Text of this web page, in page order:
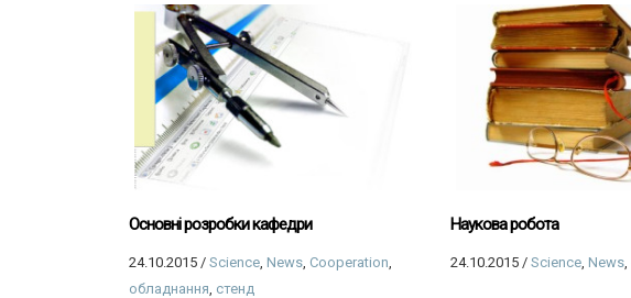
Основні розробки кафедри
24.10.2015 / Science News Cooperation
обладнання стенд
Наукова робота
24.10.2015/ Science, News,